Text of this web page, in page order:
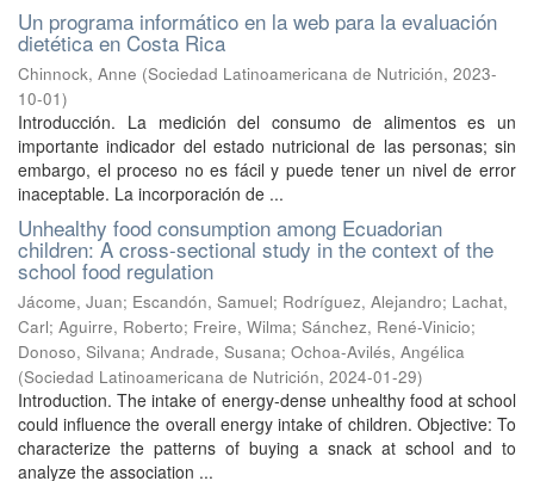
Un programa informático en la web para la evaluación
dietética en Costa Rica
Chinnock, Anne (Sociedad Latinoamericana de Nutrición, 2023-
10-01)
Introducción. La medición del consumo de alimentos es un
importante indicador del estado nutricional de las personas; sin
embargo, el proceso no es fácil y puede tener un nivel de error
inaceptable. La incorporación de ...
Unhealthy food consumption among Ecuadorian
children: A cross-sectional study in the context of the
school food regulation
Jácome, Juan; Escandón, Samuel; Rodríguez, Alejandro; Lachat,
Carl; Aguirre, Roberto; Freire, Wilma; Sánchez, René-Vinicio;
Donoso, Silvana; Andrade, Susana; Ochoa-Avilés, Angélica
(Sociedad Latinoamericana de Nutrición, 2024-01-29)
Introduction. The intake of energy-dense unhealthy food at school
could influence the overall energy intake of children. Objective: To
characterize the patterns of buying a snack at school and to
analyze the association ...